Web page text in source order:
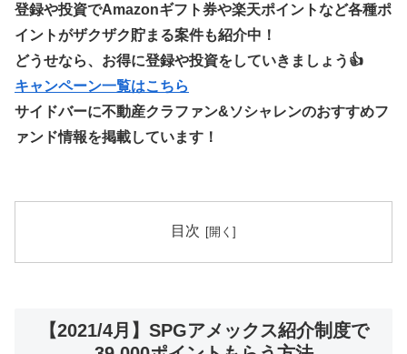
登録や投資でAmazonギフト券や楽天ポイントなど各種ポ
イントがザクザク貯まる案件も紹介中！
どうせなら、お得に登録や投資をしていきましょう👍
キャンペーン一覧はこちら
サイドバーに不動産クラファン&ソシャレンのおすすめフ
ァンド情報を掲載しています！
目次
【2021/4月】SPGアメックス紹介制度で